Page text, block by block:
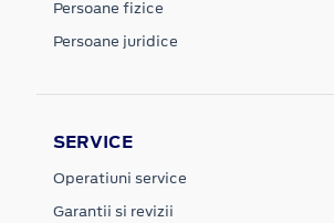
Persoane fizice
Persoane juridice
SERVICE
Operatiuni service
Garantii si revizii